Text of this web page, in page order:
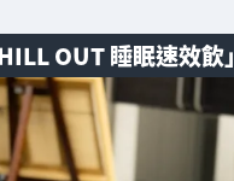
OUT 睡眠速效飲」